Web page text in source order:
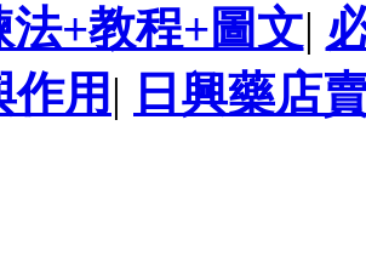
法+教程+圖文|
作用 | 日興藥店